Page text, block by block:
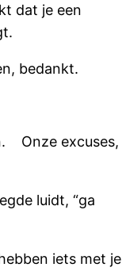
dat je een
bedankt.
Onze excuses,
luidt, “ga
iets met je